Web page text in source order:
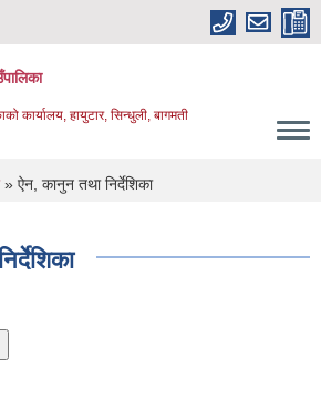
कार्यालय, हायुटार, सिन्धुली, बागमती
» ऐन, कानुन तथा निर्देशिका